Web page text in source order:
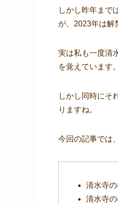
しかし昨年まで
が、2023年は解
実は私も一度清
を覚えています。
しかし同時にそ
りますね。
今回の記事では、
清水寺
清水寺